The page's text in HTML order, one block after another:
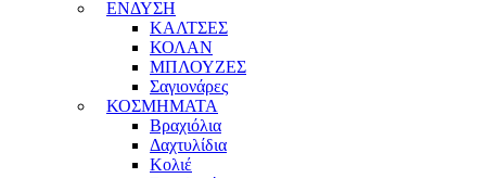
ΕΝΔΥΣΗ
ΚΑΛΤΣΕΣ
ΚΟΛΑΝ
ΜΠΛΟΥΖΕΣ
Σαγιονάρες
ΚΟΣΜΗΜΑΤΑ
Βραχιόλια
Δαχτυλίδια
Κολιέ